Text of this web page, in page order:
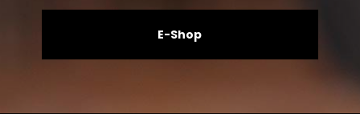
E-Shop